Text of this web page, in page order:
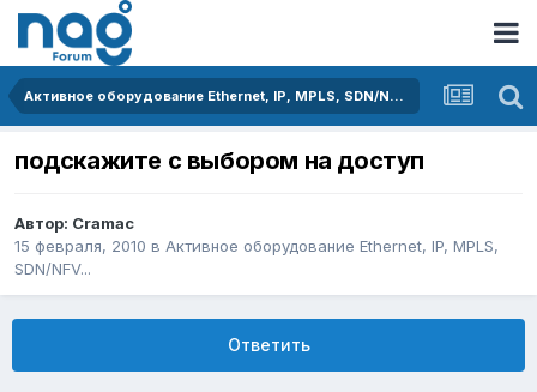
Активное оборудование Ethernet, IP, MPLS, SDN/NFV...
подскажите с выбором на доступ
Автор: Cramac
15 февраля, 2010 в Активное оборудование Ethernet, IP, MPLS,
SDN/NFV...
Ответить